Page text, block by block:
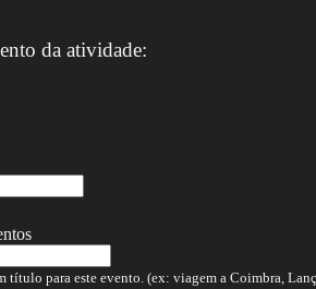
da atividade:
título para este evento. (ex: viagem a Coimbra,